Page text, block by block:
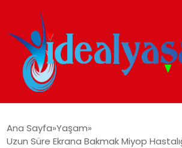
Ana Sayfa Yaşam
Uzun Süre Ekrana Bakmak Miyop